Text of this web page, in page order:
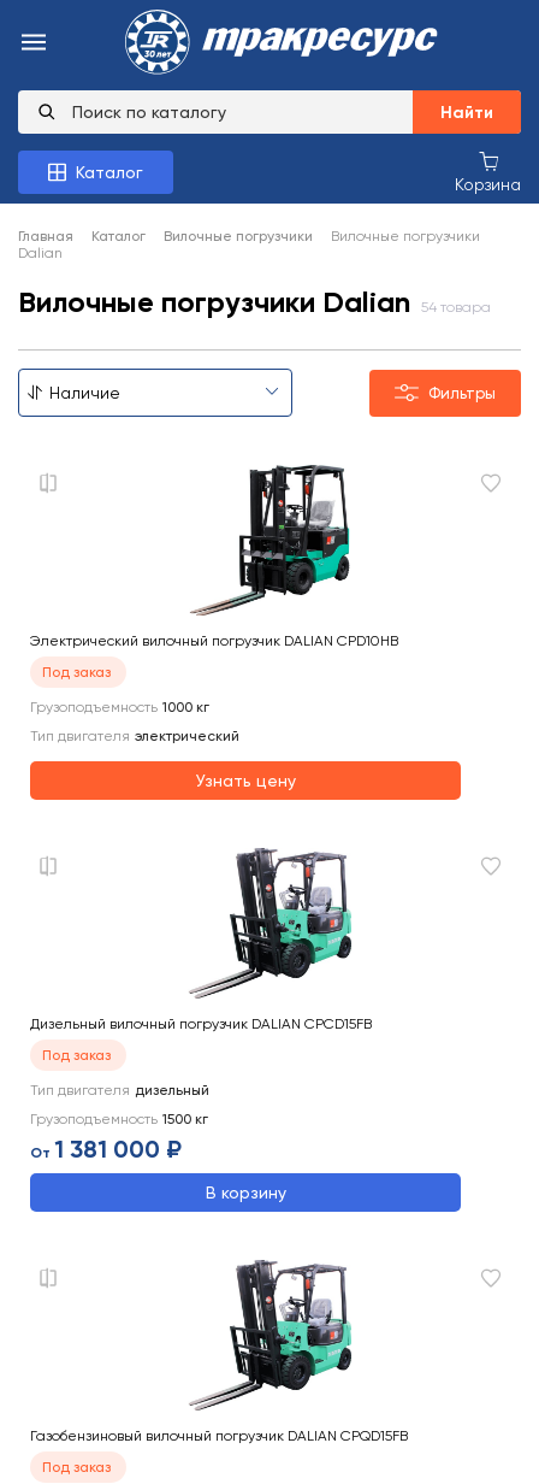
Найти
Каталог
Корзина
Главная Каталог Вилочные погрузчики
Вилочные погрузчики
Dalian
Вилочные погрузчики Dalian 54 товара
Фильтры
Электрический вилочный погрузчик DALIAN CPD10HB
Под заказ
Грузоподъемность 1000 кг
Тип двигателя электрический
Узнать цену
Дизельный вилочный погрузчик DALIAN CPCD15FB
Под заказ
Тип двигателя дизельный
Грузоподъемность 1500 кг
От 1 381 000 ₽
В корзину
Газобензиновый вилочный погрузчик DALIAN CPQD15FB
Под заказ